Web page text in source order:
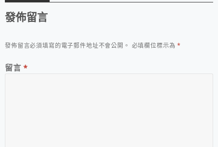
發佈留言
發佈留言必須填寫的電子郵件地址不會公開。 必填欄位標示為*
留言 *